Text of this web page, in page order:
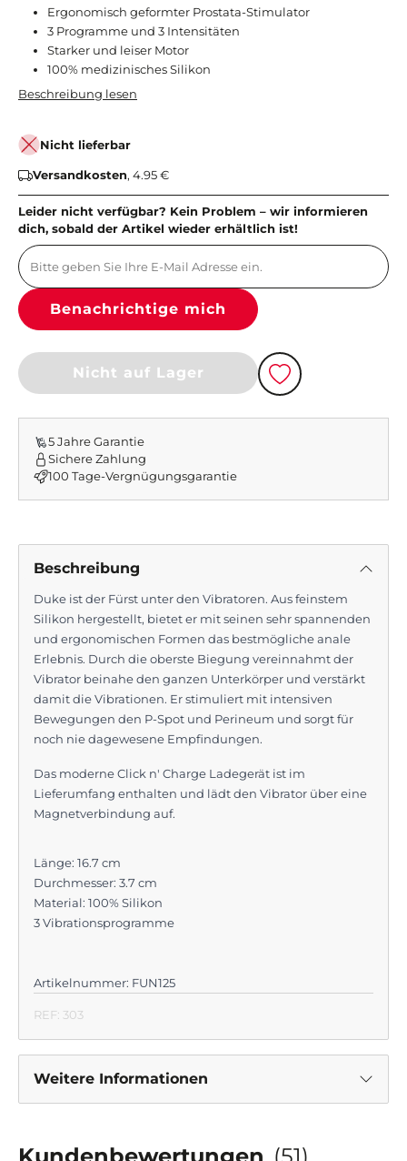
Ergonomisch geformter Prostata-Stimulator
3 Programme und 3 Intensitäten
Starker und leiser Motor
100% medizinisches Silikon
Beschreibung lesen
Nicht lieferbar
Versandkosten, 4.95 €
Leider nicht verfügbar? Kein Problem – wir informieren
dich, sobald der Artikel wieder erhältlich ist!
Benachrichtige mich
Nicht auf Lager
Beschreibung
Duke ist der Fürst unter den Vibratoren. Aus feinstem
Silikon hergestellt, bietet er mit seinen sehr spannenden
und ergonomischen Formen das bestmögliche anale
Erlebnis. Durch die oberste Biegung vereinnahmt der
Vibrator beinahe den ganzen Unterkörper und verstärkt
damit die Vibrationen. Er stimuliert mit intensiven
Bewegungen den P-Spot und Perineum und sorgt für
noch nie dagewesene Empfindungen.
Das moderne Click n' Charge Ladegerät ist im
Lieferumfang enthalten und lädt den Vibrator über eine
Magnetverbindung auf.
Länge: 16.7 cm
Durchmesser: 3.7 cm
Material: 100% Silikon
3 Vibrationsprogramme
Artikelnummer: FUN125
REF: 303
Weitere Informationen